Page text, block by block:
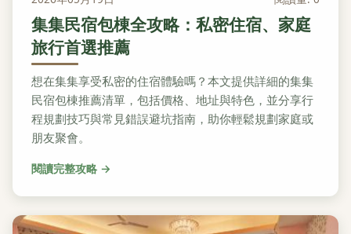
集集民宿包棟全攻略：私密住宿、家庭
旅行首選推薦
想在集集享受私密的住宿體驗嗎？本文提供詳細的集集
民宿包棟推薦清單，包括價格、地址與特色，並分享行
程規劃技巧與常見錯誤避坑指南，助你輕鬆規劃家庭或
朋友聚會。
閱讀完整攻略 →